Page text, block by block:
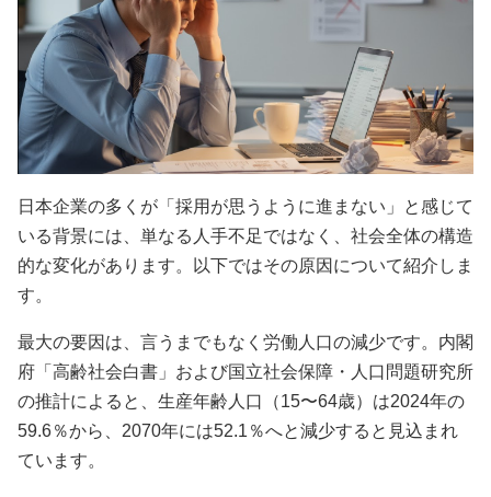
日本企業の多くが「採用が思うように進まない」と感じて
いる背景には、単なる人手不足ではなく、社会全体の構造
的な変化があります。以下ではその原因について紹介しま
す。
最大の要因は、言うまでもなく労働人口の減少です。内閣
府「高齢社会白書」および国立社会保障・人口問題研究所
の推計によると、生産年齢人口（15〜64歳）は2024年の
59.6％から、2070年には52.1％へと減少すると見込まれ
ています。